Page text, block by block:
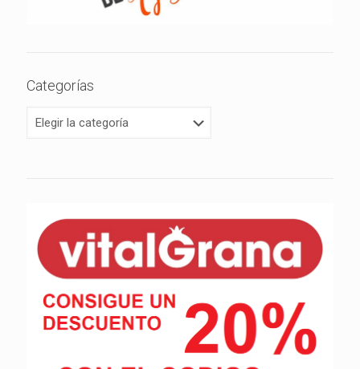
Categorías